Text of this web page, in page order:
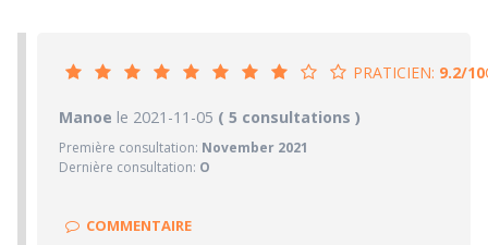
PRATICIEN: 9.2/10
PRATICIEN9.2/10
10/10 Confiance accordée
10/10 Clarté des informations médicales délivrées
Manoe le 2021-11-05 ( 5 consultations )
Première consultation: November 2021
Dernière consultation: O
COMMENTAIRE